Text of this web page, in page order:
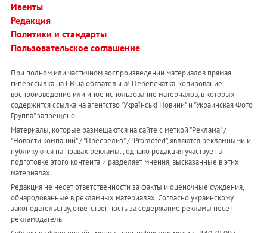
Ивенты
Редакция
Политики и стандарты
Пользовательское соглашение
При полном или частичном воспроизведении материалов прямая
гиперссылка на LB.ua обязательна! Перепечатка, копирование,
воспроизведение или иное использование материалов, в которых
содержится ссылка на агентство "Українськi Новини" и "Украинская Фото
Группа" запрещено.
Материалы, которые размещаются на сайте с меткой "Реклама" /
"Новости компаний" / "Пресрелиз" / "Promoted", являются рекламными и
публикуются на правах рекламы. , однако редакция участвует в
подготовке этого контента и разделяет мнения, высказанные в этих
материалах.
Редакция не несет ответственности за факты и оценочные суждения,
обнародованные в рекламных материалах. Согласно украинскому
законодательству, ответственность за содержание рекламы несет
рекламодатель.